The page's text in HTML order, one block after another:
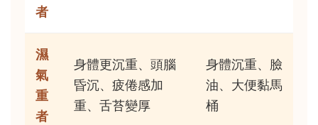
者
濕
氣
重
者
身體更沉重、頭腦
昏沉、疲倦感加
重、舌苔變厚
身體沉重、臉
油、大便黏馬
桶